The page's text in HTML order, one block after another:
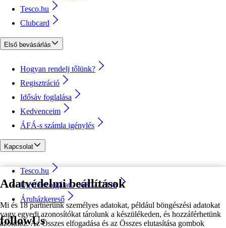
Adatvédelmi beállítások
Mi és 18 partnerünk személyes adatokat, például böngészési adatokat
vagy egyedi azonosítókat tárolunk a készülékeden, és hozzáférhetünk
azokhoz. Az Összes elfogadása és az Összes elutasítása gombok
Tesco.hu
Clubcard
Első bevásárlás
Hogyan rendelj tőlünk?
Regisztráció
Idősáv foglalása
Kedvenceim
ÁFÁ-s számla igénylés
Kapcsolat
Tesco.hu
Ügyfélszolgálat - 0680222333
Áruházkereső
followUs